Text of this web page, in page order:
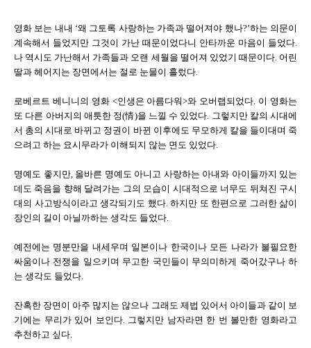
영화 보는 내내 ‘왜 그토록 사랑하는 가족과 떨어져야 했나?’하는 의문이
계속해서 들었지만 그것이 가난 때문이었다니 안타까운 마음이 들었다.
나 역시도 가난해서 가족들과 오랜 세월을 떨어져 있었기 때문이다. 어린
딸과 헤어지는 장면에서는 절로 눈물이 흘렀다.
로베르트 베니니의 영화 <인생은 아름다워>와 오버랩되었다. 이 영화는
또 다른 아버지의 애틋한 정(情)을 느낄 수 있었다. 그렇지만 칼의 시대에
서 총의 시대로 바뀌고 정권이 바뀐 이후에도 무모하게 칼을 들이대며 죽
으려고 하는 요시무라가 이해되지 않는 면도 있었다.
명예도 좋지만, 올바른 명예도 아니고 사랑하는 아내와 아이들까지 있는
데도 죽음을 향해 달려가는 그의 모습이 시대적으로 너무도 뒤쳐진 구시
대의 사고방식이라고 생각되기도 했다. 하지만 또 한편으로 그러한 삶이
장인의 길이 아닐까하는 생각도 들었다.
예전에는 명분만을 내세우며 일본이나 한국이나 모든 나라가 불필요한
싸움이나 전쟁을 일으키며 무고한 국민들이 무의미하게 죽어갔구나 하
는 생각도 들었다.
잔혹한 장면이 아주 많지는 않으나 그래도 제법 있어서 아이들과 같이 보
기에는 무리가 있어 보인다. 그렇지만 남자라면 한 번 볼만한 영화라고
추천하고 싶다.